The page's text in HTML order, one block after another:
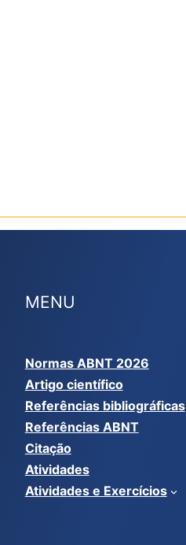
MENU
Normas ABNT 2026
Artigo científico
Referências bibliográficas
Referências ABNT
Citação
Atividades
Atividades e Exercícios